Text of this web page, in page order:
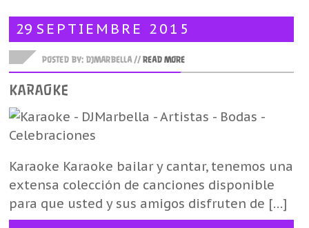
29 SEPTIEMBRE 2015
POSTED BY: DJMARBELLA //READ MORE
KARAOKE
Karaoke Karaoke bailar y cantar, tenemos una
extensa colección de canciones disponible
para que usted y sus amigos disfruten de […]